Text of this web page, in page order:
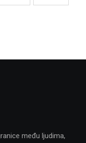
među ljudima,